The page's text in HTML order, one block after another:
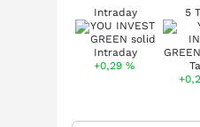
Intraday
+0,29 %
5